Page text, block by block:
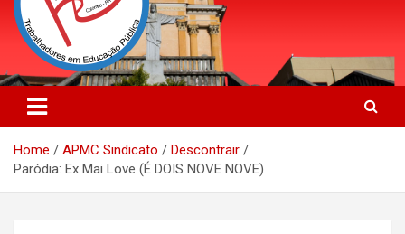
APMC Sindicato: Sindicato dos
Trabalhadores em Educação
Pública
APMC Sindicato dos Trabalhadores em educação pública do
município de Colombo, Estado do Paraná. Nenhum Direito a
Menos!
Home
APMC Sindicato
Descontrair
Paródia: Ex Mai Love (É DOIS NOVE NOVE)